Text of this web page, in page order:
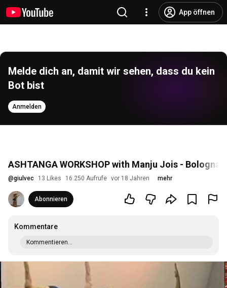
App öffnen
Melde dich an, damit wir sehen, dass du kein
Bot bist
Anmelden
ASHTANGA WORKSHOP with Manju Jois - Bologna
@giulvec 13 Likes 16.250 Aufrufe vor 18 Jahren mehr
Abonnieren
Kommentare
Kommentieren…